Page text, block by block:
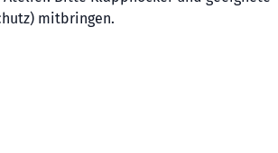
mitbringen.